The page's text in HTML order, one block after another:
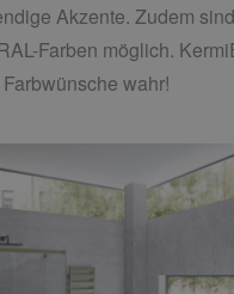
Akzente. Zudem
Farben möglich.
wahr!